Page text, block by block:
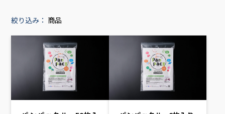
絞り込み： 商品